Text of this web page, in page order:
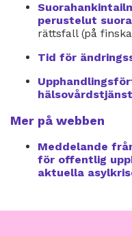
perustelut
rättsfall (på
Tid för
Mer på webben
Meddelande
för offentlig
aktuella